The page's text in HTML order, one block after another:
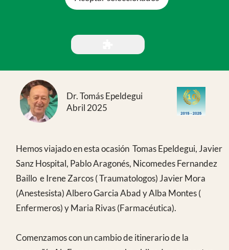
Hemos viajado en esta ocasión Tomas Epeldegui, Javier
(Anestesista) Albero Garcia Abad y Alba Montes (
Enfermeros) y Maria Rivas (Farmacéutica).
Comenzamos con un cambio de itinerario de la
compañía Air France que nos ha obligado a aumentar
muchas horas el trayecto de ida con enlaces largos en el
aeropuerto de Paris, llegando muy de noche a Duala
Nos fuimos a dormir unas horas sin cenar para poder
Nos recogió en el aeropuerto Fabian con la nueva
furgoneta que hemos tenido la oportunidad de
inaugurar